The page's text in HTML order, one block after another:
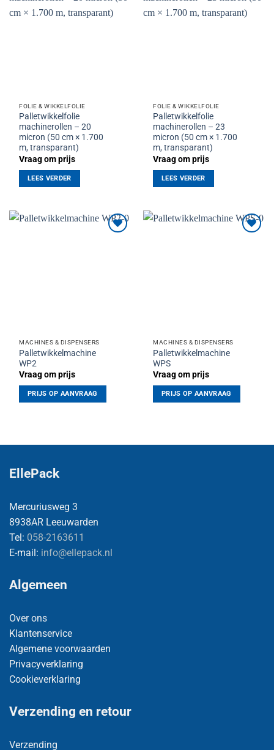
Toevoegen
aan
FOLIE & WIKKELFOLIE
Palletwikkelfolie
machinerollen – 20
micron (50 cm × 1.700
m, transparant)
Vraag om prijs
LEES VERDER
Toevoegen
aan
FOLIE & WIKKELFOLIE
Palletwikkelfolie
machinerollen – 23
micron (50 cm × 1.700
m, transparant)
Vraag om prijs
LEES VERDER
MACHINES & DISPENSERS
Palletwikkelmachine
WP2
Vraag om prijs
PRIJS OP AANVRAAG
MACHINES & DISPENSERS
Palletwikkelmachine
WPS
Vraag om prijs
PRIJS OP AANVRAAG
EllePack
Mercuriusweg 3
8938AR Leeuwarden
Tel: 058-2163611
E-mail: info@ellepack.nl
Algemeen
Over ons
Klantenservice
Algemene voorwaarden
Privacyverklaring
Cookieverklaring
Verzending en retour
Verzending